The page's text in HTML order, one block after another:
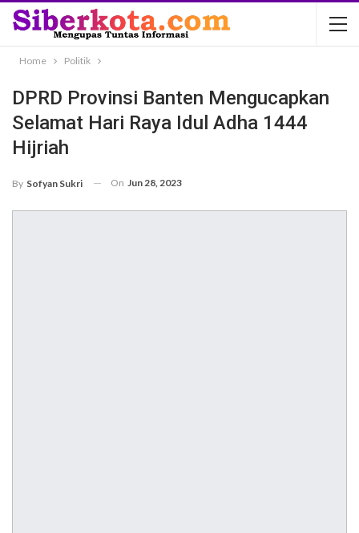
Home Politik
DPRD Provinsi Banten Mengucapkan
Selamat Hari Raya Idul Adha 1444
Hijriah
By Sofyan Sukri On Jun 28, 2023